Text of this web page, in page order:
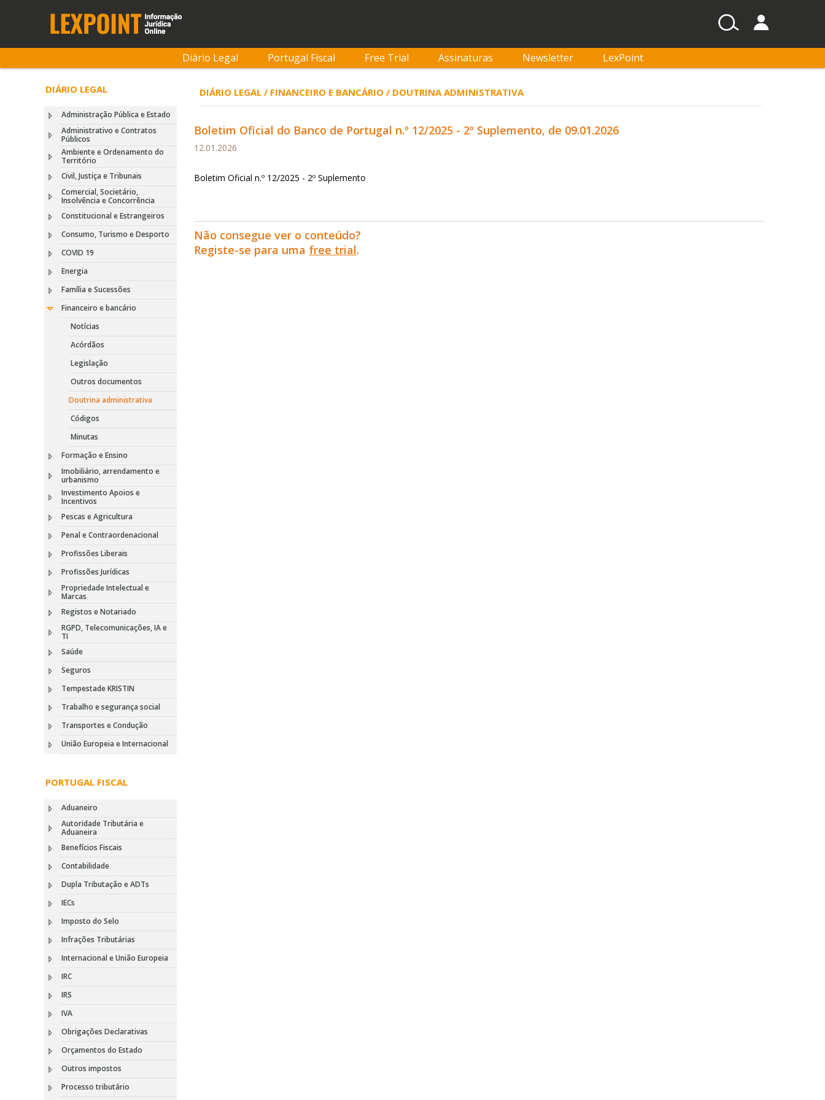
Diário Legal Portugal Fiscal Free Trial Assinaturas Newsletter LexPoint
DIÁRIO LEGAL
Administração Pública e Estado
Administrativo e Contratos
Públicos
Ambiente e Ordenamento do
Território
Civil, Justiça e Tribunais
Comercial, Societário,
Insolvência e Concorrência
Constitucional e Estrangeiros
Consumo, Turismo e Desporto
COVID 19
Energia
Família e Sucessões
Financeiro e bancário
Notícias
Acórdãos
Legislação
Outros documentos
Doutrina administrativa
Códigos
Minutas
Formação e Ensino
Imobiliário, arrendamento e
urbanismo
Investimento Apoios e
Incentivos
Pescas e Agricultura
Penal e Contraordenacional
Profissões Liberais
Profissões Jurídicas
Propriedade Intelectual e
Marcas
Registos e Notariado
RGPD, Telecomunicações, IA e
TI
Saúde
Seguros
Tempestade KRISTIN
Trabalho e segurança social
Transportes e Condução
União Europeia e Internacional
PORTUGAL FISCAL
Aduaneiro
Autoridade Tributária e
Aduaneira
Benefícios Fiscais
Contabilidade
Dupla Tributação e ADTs
IECs
Imposto do Selo
Infrações Tributárias
Internacional e União Europeia
IRC
IRS
IVA
Obrigações Declarativas
Orçamentos do Estado
Outros impostos
Processo tributário
DIÁRIO LEGAL / FINANCEIRO E BANCÁRIO / DOUTRINA ADMINISTRATIVA
Boletim Oficial do Banco de Portugal n.º 12/2025 - 2º Suplemento, de 09.01.2026
12.01.2026
Boletim Oficial n.º 12/2025 - 2º Suplemento
Não consegue ver o conteúdo?
Registe-se para uma free trial.